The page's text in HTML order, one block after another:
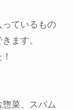
ているもの
ます。
菜、スパム